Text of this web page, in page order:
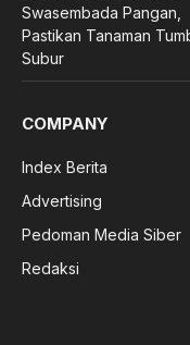
Swasembada Pangan,
Pastikan Tanaman
Subur
COMPANY
Index Berita
Advertising
Pedoman Media Siber
Redaksi